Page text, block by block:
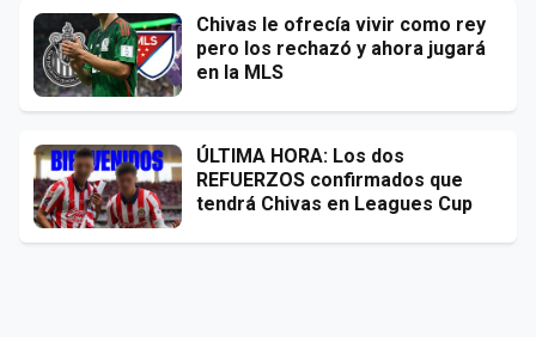
Chivas le ofrecía vivir como rey
pero los rechazó y ahora jugará
en la MLS
ÚLTIMA HORA: Los dos
REFUERZOS confirmados que
tendrá Chivas en Leagues Cup